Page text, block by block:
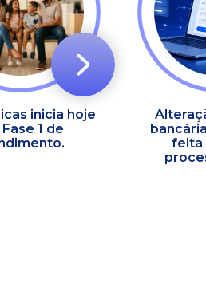
inicia hoje
1 de
feita